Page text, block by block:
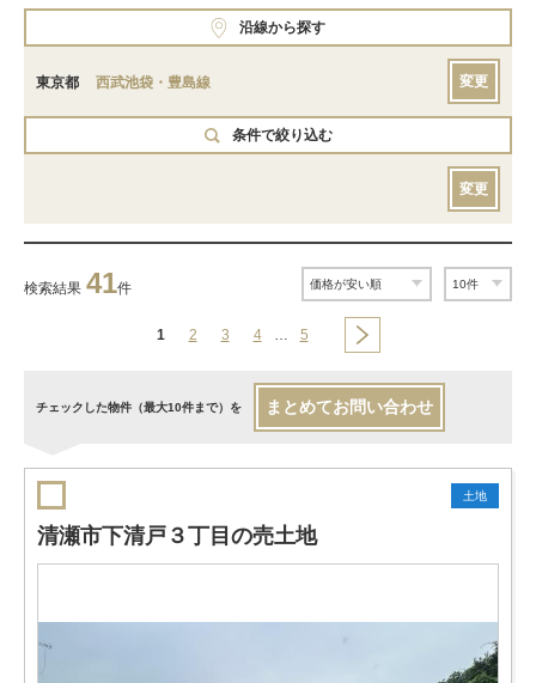
沿線から探す
東京都 西武池袋・豊島線 変更
条件で絞り込む
変更
検索結果 41件
1 2 3 4 … 5
チェックした物件（最大10件まで）を まとめてお問い合わせ
土地
清瀬市下清戸３丁目の売土地